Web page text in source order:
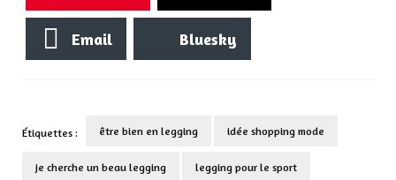
Email Bluesky
Étiquettes : être bien en legging idée shopping mode
je cherche un beau legging legging pour le sport